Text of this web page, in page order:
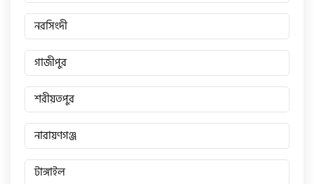
নরসিংদী
গাজীপুর
শরীয়তপুর
নারায়ণগঞ্জ
টাঙ্গাইল